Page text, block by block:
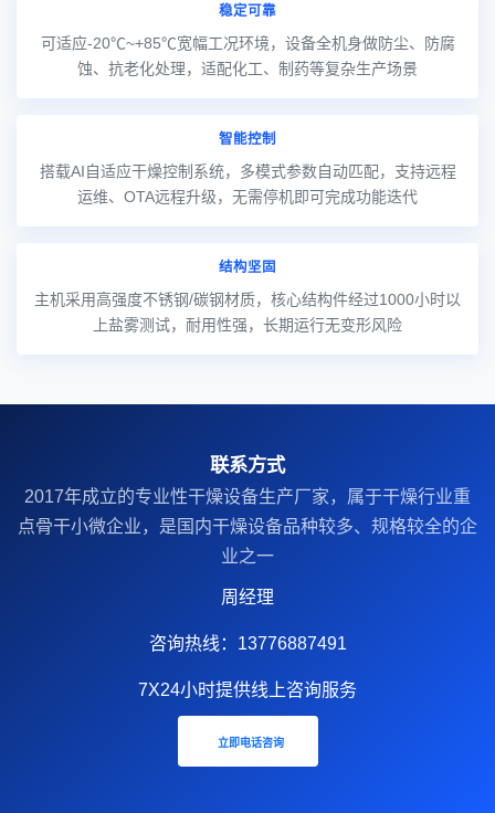
稳定可靠
可适应-20℃~+85℃宽幅工况环境，设备全机身做防尘、防腐
蚀、抗老化处理，适配化工、制药等复杂生产场景
智能控制
搭载AI自适应干燥控制系统，多模式参数自动匹配，支持远程
运维、OTA远程升级，无需停机即可完成功能迭代
结构坚固
主机采用高强度不锈钢/碳钢材质，核心结构件经过1000小时以
上盐雾测试，耐用性强，长期运行无变形风险
联系方式
2017年成立的‌专业性干燥设备生产厂家‌，属于干燥行业重
点骨干小微企业，是国内干燥设备品种较多、规格较全的企
业之一
周经理
咨询热线：13776887491
7X24小时提供线上咨询服务
立即电话咨询